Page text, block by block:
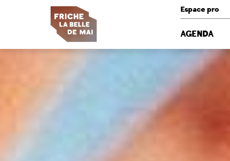
Espace pro
AGENDA
Panneau de gestion des cookies